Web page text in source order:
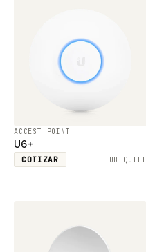
ACCEST POINT
U6+
COTIZAR UBIQUITI